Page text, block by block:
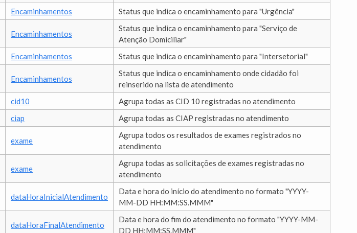
Encaminhamentos Status que indica o encaminhamento para "Urgência"
Encaminhamentos
Status que indica o encaminhamento para "Serviço de
Atenção Domiciliar"
Encaminhamentos Status que indica o encaminhamento para "Intersetorial"
Encaminhamentos
Status que indica o encaminhamento onde cidadão foi
reinserido na lista de atendimento
cid10
Agrupa todas as CID 10 registradas no atendimento
ciap Agrupa todas as CIAP registradas no atendimento
exame
Agrupa todos os resultados de exames registrados no
atendimento
exame
Agrupa todas as solicitações de exames registradas no
atendimento
dataHoraInicialAtendimento
Data e hora do início do atendimento no formato "YYYY-
MM-DD HH:MM:SS.MMM"
dataHoraFinalAtendimento
Data e hora do fim do atendimento no formato "YYYY-MM-
DD HH:MM:SS.MMM"